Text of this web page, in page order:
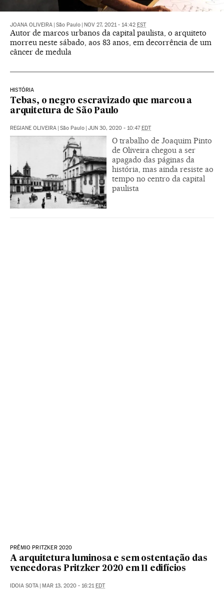
JOANA OLIVEIRA São Paulo NOV 27, 2021 - 14:42 EST
Autor de marcos urbanos da capital paulista, o arquiteto
morreu neste sábado, aos 83 anos, em decorrência de um
câncer de medula
HISTÓRIA
Tebas, o negro escravizado que marcou a
arquitetura de São Paulo
REGIANE OLIVEIRA São Paulo JUN 30, 2020 - 10:47 EDT
O trabalho de Joaquim Pinto
de Oliveira chegou a ser
apagado das páginas da
história, mas ainda resiste ao
tempo no centro da capital
paulista
PRÊMIO PRITZKER 2020
A arquitetura luminosa e sem ostentação das
vencedoras Pritzker 2020 em 11 edifícios
IDOIA SOTA MAR 13, 2020 - 16:21 EDT